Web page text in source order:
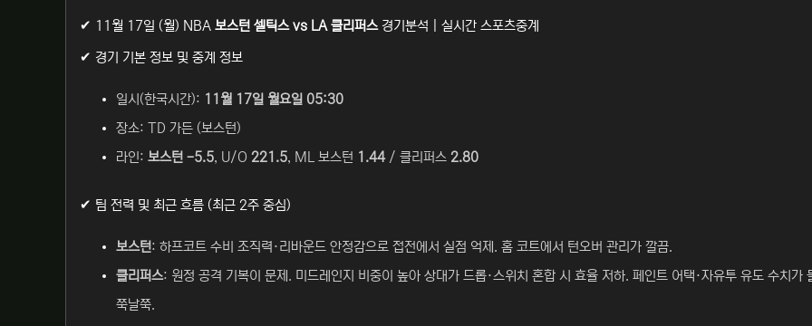
✔ 11월 17일 (월) NBA 보스턴 셀틱스 vs LA 클리퍼스경기분석 | 실시간 스포츠중계
✔ 경기 기본 정보 및 중계 정보
일시(한국시간): 11월 17일 월요일 05:30
장소: TD 가든 (보스턴)
라인: 보스턴 -5.5, U/O 221.5, ML 보스턴 1.44/ 클리퍼스 2.80
✔ 팀 전력 및 최근 흐름 (최근 2주 중심)
보스턴: 하프코트 수비 조직력·리바운드 안정감으로 접전에서 실점 억제. 홈 코트에서 턴오버 관리가 깔끔.
클리퍼스: 원정 공격 기복이 문제. 미드레인지 비중이 높아 상대가 드롭·스위치 혼합 시 효율 저하. 페인트 어택·자유투 유도 수치가
쭉날쭉.